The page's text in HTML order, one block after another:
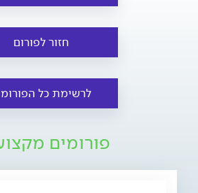
חזור לפורום
לרשימת כל
פורומים